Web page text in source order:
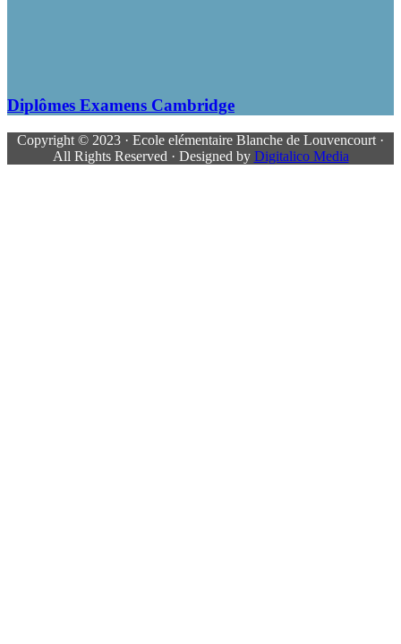
Diplômes Examens Cambridge
Copyright © 2023 · Ecole elémentaire Blanche de Louvencourt ·
All Rights Reserved · Designed by Digitalico Media